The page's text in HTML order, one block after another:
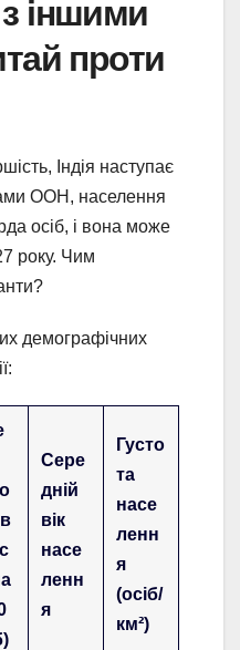
іншими
проти
Індія наступає
ООН, населення
осіб, і вона може
року. Чим
демографічних
Сере
дній
вік
насе
ленн
я
Густо
та
насе
ленн
я
(осіб/
км²)